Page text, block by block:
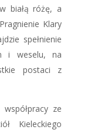
białą różę, a
Klary
spełnienie
i weselu, na
postaci z
ze
Kieleckiego